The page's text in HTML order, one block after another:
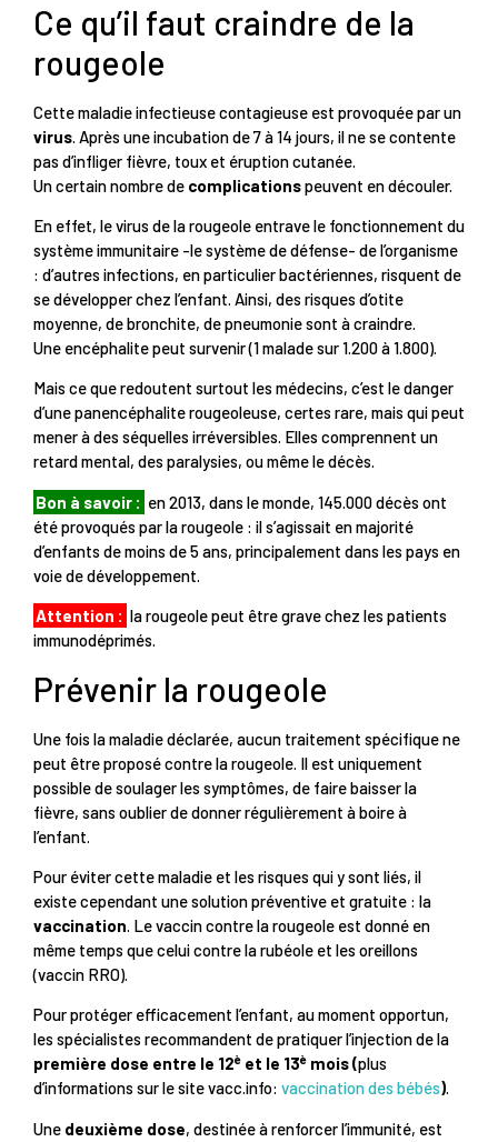
Ce qu’il faut craindre de la
rougeole
Cette maladie infectieuse contagieuse est provoquée par un
virus . Après une incubation de 7 à 14 jours, il ne se contente
pas d’infliger fièvre, toux et éruption cutanée.
Un certain nombre de complicationspeuvent en découler.
En effet, le virus de la rougeole entrave le fonctionnement du
système immunitaire -le système de défense- de l’organisme
: d’autres infections, en particulier bactériennes, risquent de
se développer chez l’enfant. Ainsi, des risques d’otite
moyenne, de bronchite, de pneumonie sont à craindre.
Une encéphalite peut survenir (1 malade sur 1.200 à 1.800).
Mais ce que redoutent surtout les médecins, c’est le danger
d’une panencéphalite rougeoleuse, certes rare, mais qui peut
mener à des séquelles irréversibles. Elles comprennent un
retard mental, des paralysies, ou même le décès.
Bon à savoir : en 2013, dans le monde, 145.000 décès ont
été provoqués par la rougeole : il s’agissait en majorité
d’enfants de moins de 5 ans, principalement dans les pays en
voie de développement.
Attention : la rougeole peut être grave chez les patients
immunodéprimés.
Prévenir la rougeole
Une fois la maladie déclarée, aucun traitement spécifique ne
peut être proposé contre la rougeole. Il est uniquement
possible de soulager les symptômes, de faire baisser la
fièvre, sans oublier de donner régulièrement à boire à
l’enfant.
Pour éviter cette maladie et les risques qui y sont liés, il
existe cependant une solution préventive et gratuite : la
vaccination. Le vaccin contre la rougeole est donné en
même temps que celui contre la rubéole et les oreillons
(vaccin RRO).
Pour protéger efficacement l’enfant, au moment opportun,
les spécialistes recommandent de pratiquer l’injection de la
première dose entre le 12è et le 13è mois (plus
d’informations sur le site vacc.info: vaccination des bébés).
Une deuxième dose, destinée à renforcer l’immunité, est